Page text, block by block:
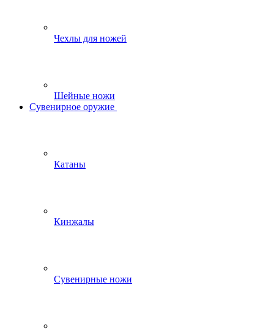
Чехлы для ножей
Шейные ножи
Сувенирное оружие
Катаны
Кинжалы
Сувенирные ножи